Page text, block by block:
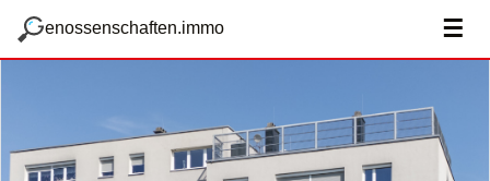
g
enossenschaften.immo ☰